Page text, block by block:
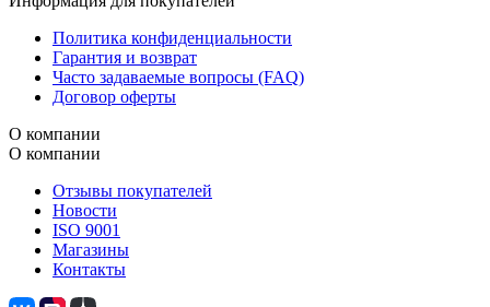
Политика конфиденциальности
Гарантия и возврат
Часто задаваемые вопросы (FAQ)
Договор оферты
О компании
О компании
Отзывы покупателей
Новости
ISO 9001
Магазины
Контакты